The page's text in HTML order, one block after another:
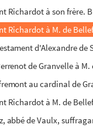
Richardot à son frère.
Richardot à M. de
d'Alexandre
de Granvelle à
au cardinal de
Richardot à M. de
abbé de Vaulx,